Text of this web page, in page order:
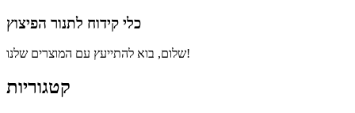
כלי קידוח לתנור הפיצוץ
שלום, בוא להתייעץ עם המוצרים שלנו!
קטגוריות